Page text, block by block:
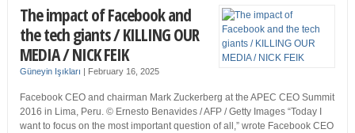
The impact of Facebook and
the tech giants / KILLING OUR
MEDIA / NICK FEIK
Güneyin Işıkları | February 16, 2025
Facebook CEO and chairman Mark Zuckerberg at the APEC CEO Summit
2016 in Lima, Peru. © Ernesto Benavides / AFP / Getty Images “Today I
want to focus on the most important question of all,” wrote Facebook CEO